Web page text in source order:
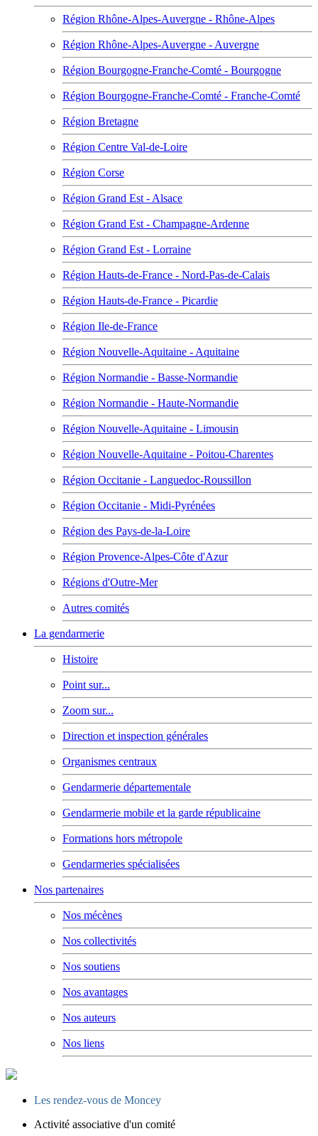
Région Rhône-Alpes-Auvergne - Rhône-Alpes
Région Rhône-Alpes-Auvergne - Auvergne
Région Bourgogne-Franche-Comté - Bourgogne
Région Bourgogne-Franche-Comté - Franche-Comté
Région Bretagne
Région Centre Val-de-Loire
Région Corse
Région Grand Est - Alsace
Région Grand Est - Champagne-Ardenne
Région Grand Est - Lorraine
Région Hauts-de-France - Nord-Pas-de-Calais
Région Hauts-de-France - Picardie
Région Ile-de-France
Région Nouvelle-Aquitaine - Aquitaine
Région Normandie - Basse-Normandie
Région Normandie - Haute-Normandie
Région Nouvelle-Aquitaine - Limousin
Région Nouvelle-Aquitaine - Poitou-Charentes
Région Occitanie - Languedoc-Roussillon
Région Occitanie - Midi-Pyrénées
Région des Pays-de-la-Loire
Région Provence-Alpes-Côte d'Azur
Régions d'Outre-Mer
Autres comités
La gendarmerie
Histoire
Point sur...
Zoom sur...
Direction et inspection générales
Organismes centraux
Gendarmerie départementale
Gendarmerie mobile et la garde républicaine
Formations hors métropole
Gendarmeries spécialisées
Nos partenaires
Nos mécènes
Nos collectivités
Nos soutiens
Nos avantages
Nos auteurs
Nos liens
Les rendez-vous de Moncey
Activité associative d'un comité